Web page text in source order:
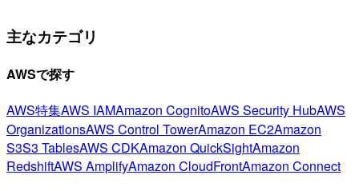
主なカテゴリ
AWSで探す
AWS特集AWS IAMAmazon CognitoAWS Security HubAWS
OrganizationsAWS Control TowerAmazon EC2Amazon
S3S3 TablesAWS CDKAmazon QuickSightAmazon
RedshiftAWS AmplifyAmazon CloudFrontAmazon Connect